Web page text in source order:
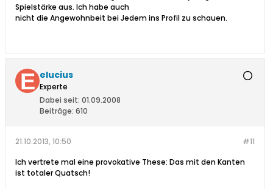
Spielstärke aus. Ich habe auch
nicht die Angewohnbeit bei Jedem ins Profil zu schauen.
elucius
Experte
Dabei seit: 01.09.2008
Beiträge: 610
#11
21.10.2013, 10:50
Ich vertrete mal eine provokative These: Das mit den Kanten
ist totaler Quatsch!